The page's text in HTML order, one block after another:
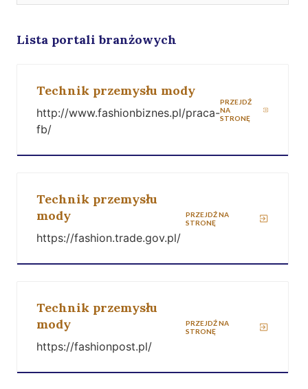
Lista portali branżowych
Technik przemysłu mody
http://www.fashionbiznes.pl/praca-
fb/
PRZEJDŹ
NA
STRONĘ
Technik przemysłu
mody
https://fashion.trade.gov.pl/
PRZEJDŹ NA
STRONĘ
Technik przemysłu
mody
https://fashionpost.pl/
PRZEJDŹ NA
STRONĘ